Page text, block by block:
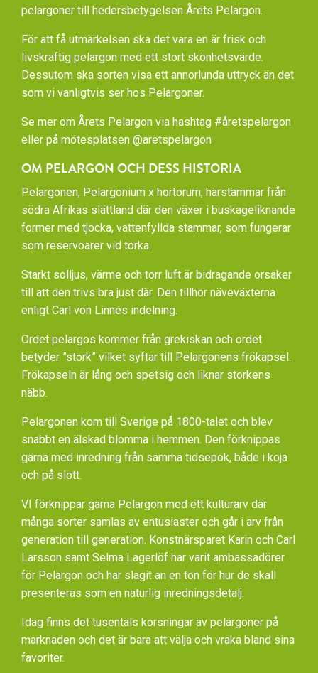
pelargoner till hedersbetygelsen Årets Pelargon.
För att få utmärkelsen ska det vara en är frisk och
livskraftig pelargon med ett stort skönhetsvärde.
Dessutom ska sorten visa ett annorlunda uttryck än det
som vi vanligtvis ser hos Pelargoner.
Se mer om Årets Pelargon via hashtag #åretspelargon
eller på mötesplatsen @aretspelargon
OM PELARGON OCH DESS HISTORIA
Pelargonen, Pelargonium x hortorum, härstammar från
södra Afrikas slättland där den växer i buskageliknande
former med tjocka, vattenfyllda stammar, som fungerar
som reservoarer vid torka.
Starkt solljus, värme och torr luft är bidragande orsaker
till att den trivs bra just där. Den tillhör näveväxterna
enligt Carl von Linnés indelning.
Ordet pelargos kommer från grekiskan och ordet
betyder ”stork” vilket syftar till Pelargonens frökapsel.
Frökapseln är lång och spetsig och liknar storkens
näbb.
Pelargonen kom till Sverige på 1800-talet och blev
snabbt en älskad blomma i hemmen. Den förknippas
gärna med inredning från samma tidsepok, både i koja
och på slott.
VI förknippar gärna Pelargon med ett kulturarv där
många sorter samlas av entusiaster och går i arv från
generation till generation. Konstnärsparet Karin och Carl
Larsson samt Selma Lagerlöf har varit ambassadörer
för Pelargon och har slagit an en ton för hur de skall
presenteras som en naturlig inredningsdetalj.
Idag finns det tusentals korsningar av pelargoner på
marknaden och det är bara att välja och vraka bland sina
favoriter.